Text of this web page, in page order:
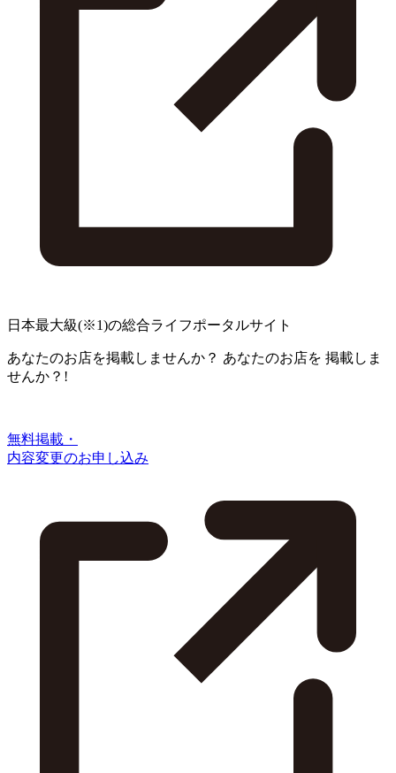
日本最大級(※1)の総合ライフポータルサイト
あなたのお店を掲載しませんか？ あなたのお店を 掲載しま
せんか？!
無料掲載・
内容変更のお申し込み